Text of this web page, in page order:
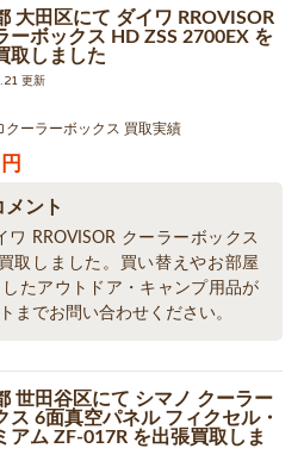
大田区にて ダイワ RROVISOR
ーボックス HD ZSS 2700EX を
取しました
更新
クーラーボックス 買取実績
円
ント
RROVISOR クーラーボックス
取しました。買い替えやお部屋
たアウトドア・キャンプ用品が
までお問い合わせください。
世田谷区にて シマノ クーラー
ス 6面真空パネル フィクセル・
アム ZF-017R を出張買取しま